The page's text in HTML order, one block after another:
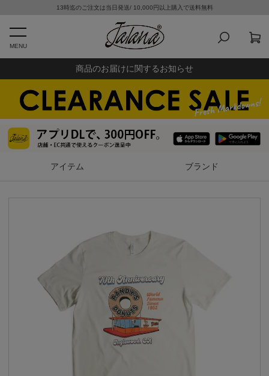
13時迄のご注文は当日発送/ 10,000円以上購入で送料無料
MENU
商品のお届けに関するお知らせ
アイテム ブランド